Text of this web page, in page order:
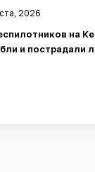
2026
на
и пострадали